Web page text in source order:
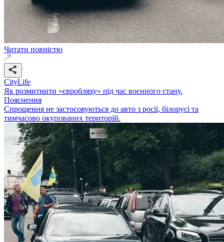
Читати повністю
CityLife
Як розмитнити «євробляху» під час воєнного стану.
Пояснення
Спрощення не застосовуються до авто з росії, білорусі та
тимчасово окупованих територій.